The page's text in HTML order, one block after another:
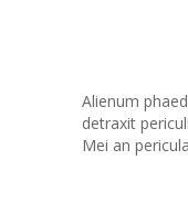
Alienum
detraxit
Mei an